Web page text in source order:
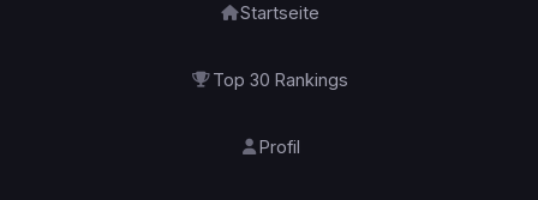
Startseite
Top 30 Rankings
Profil